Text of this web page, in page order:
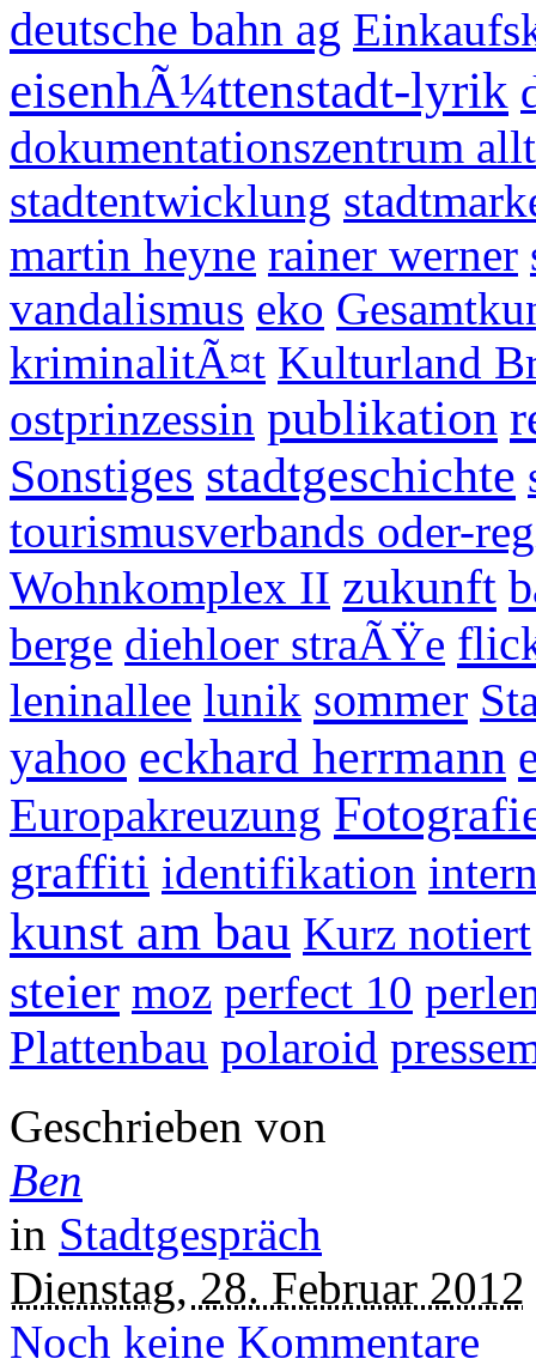
deutsche bahn ag
eisenhÃ¼ttenstadt-lyrik
dokumentationszentrum
stadtentwicklung
martin heyne rainer werner
vandalismus eko
kriminalitÃ¤t Kulturland
ostprinzessin publikation
Sonstiges stadtgeschichte
tourismusverbands oder-
Wohnkomplex II zukunft
berge diehloer straÃŸe
leninallee lunik sommer
yahoo eckhard herrmann
Europakreuzung
graffiti identifikation
kunst am bau Kurz notiert
steier moz perfect 10
Plattenbau polaroid
Geschrieben von
Ben
in Stadtgespräch
Dienstag, 28. Februar 2012
Noch keine Kommentare